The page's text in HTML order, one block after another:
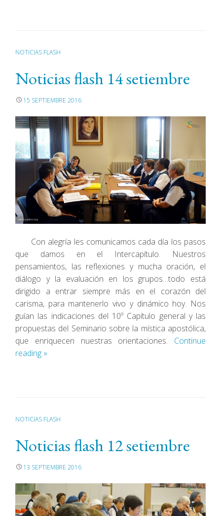
NOTICIAS FLASH
Noticias flash 14 setiembre
15 SEPTIEMBRE 2016
Con alegría les comunicamos cada día los pasos
que damos en el Intercapítulo. Nuestros
pensamientos, las reflexiones y mucha oración, el
diálogo y la evaluación en los grupos…todo está
dirigido a entrar siempre más en el corazón del
carisma, para mantenerlo vivo y dinámico hoy. Nos
guían las indicaciones del 10º Capítulo general y las
propuestas del Seminario sobre la mística apostólica,
que enriquecen nuestras orientaciones. Continue
reading »
NOTICIAS FLASH
Noticias flash 12 setiembre
13 SEPTIEMBRE 2016